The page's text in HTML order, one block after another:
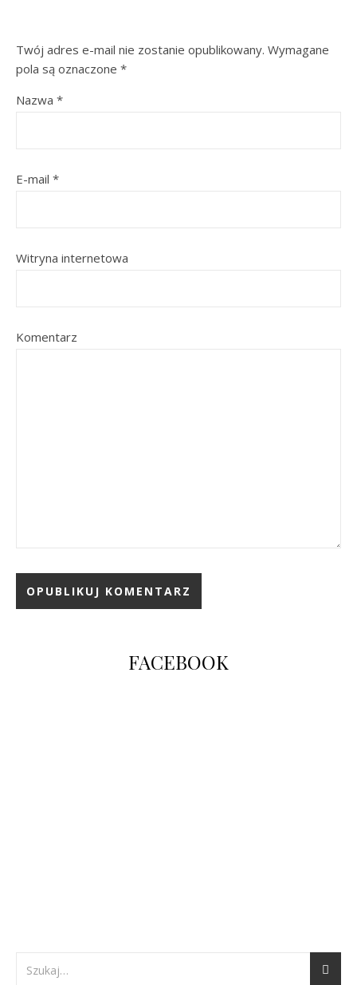
Twój adres e-mail nie zostanie opublikowany. Wymagane
pola są oznaczone *
Nazwa *
E-mail *
Witryna internetowa
Komentarz
FACEBOOK